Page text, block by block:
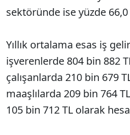
sektöründe ise yüzde
Yıllık ortalama esas iş
işverenlerde 804 bin 882
çalışanlarda 210 bin 679
maaşlılarda 209 bin 764
105 bin 712 TL olarak